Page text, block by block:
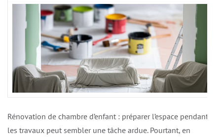
Rénovation de chambre d’enfant : préparer l’espace pendant
les travaux peut sembler une tâche ardue. Pourtant, en